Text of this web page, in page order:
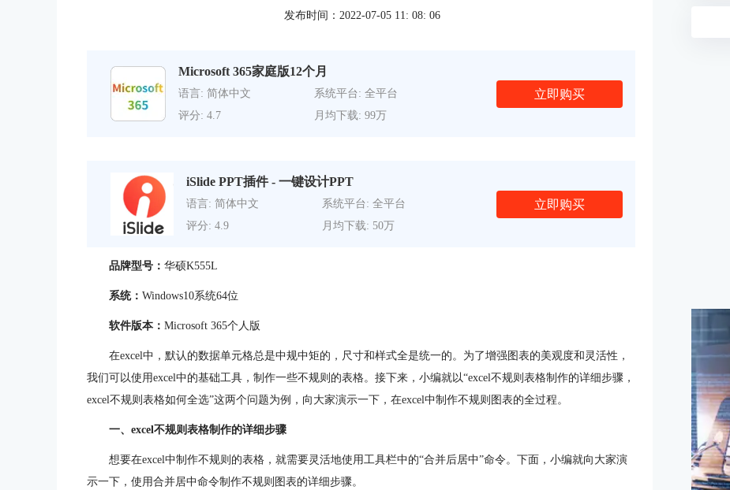
发布时间：2022-07-05 11: 08: 06
Microsoft 365家庭版12个月
语言: 简体中文
系统平台: 全平台
评分: 4.7
月均下载: 99万
立即购买
iSlide PPT插件 - 一键设计PPT
语言: 简体中文
系统平台: 全平台
评分: 4.9
月均下载: 50万
立即购买
品牌型号： 华硕K555L
系统： Windows10系统64位
软件版本： Microsoft 365个人版
在excel中，默认的数据单元格总是中规中矩的，尺寸和样式全是统一的。为了增强图表的美观度和灵活性，
我们可以使用excel中的基础工具，制作一些不规则的表格。接下来，小编就以“excel不规则表格制作的详细步骤，
excel不规则表格如何全选”这两个问题为例，向大家演示一下，在excel中制作不规则图表的全过程。
一、excel不规则表格制作的详细步骤
想要在excel中制作不规则的表格，就需要灵活地使用工具栏中的“合并后居中”命令。下面，小编就向大家演
示一下，使用合并居中命令制作不规则图表的详细步骤。